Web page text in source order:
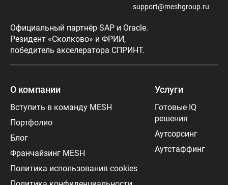
support@meshgroup.ru
Официальный партнёр SAP и Oracle.
Резидент «Сколково» и ФРИИ,
победитель акселератора СПРИНТ.
О компании
Вступить в команду MESH
Портфолио
Блог
Франчайзинг MESH
Политика использования cookies
Услуги
Готовые IQ
решения
Аутсорсинг
Аутстаффинг